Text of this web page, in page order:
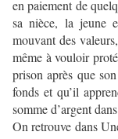
en paiement de
sa nièce, la jeune
mouvant des
même à vouloir
prison après que
fonds et qu’il
somme d’argent
On retrouve dans